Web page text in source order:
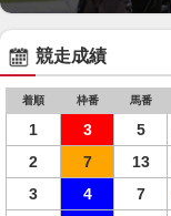
競走成績
着順 枠番 馬番
1 3 5
2
7 13
3
4 7